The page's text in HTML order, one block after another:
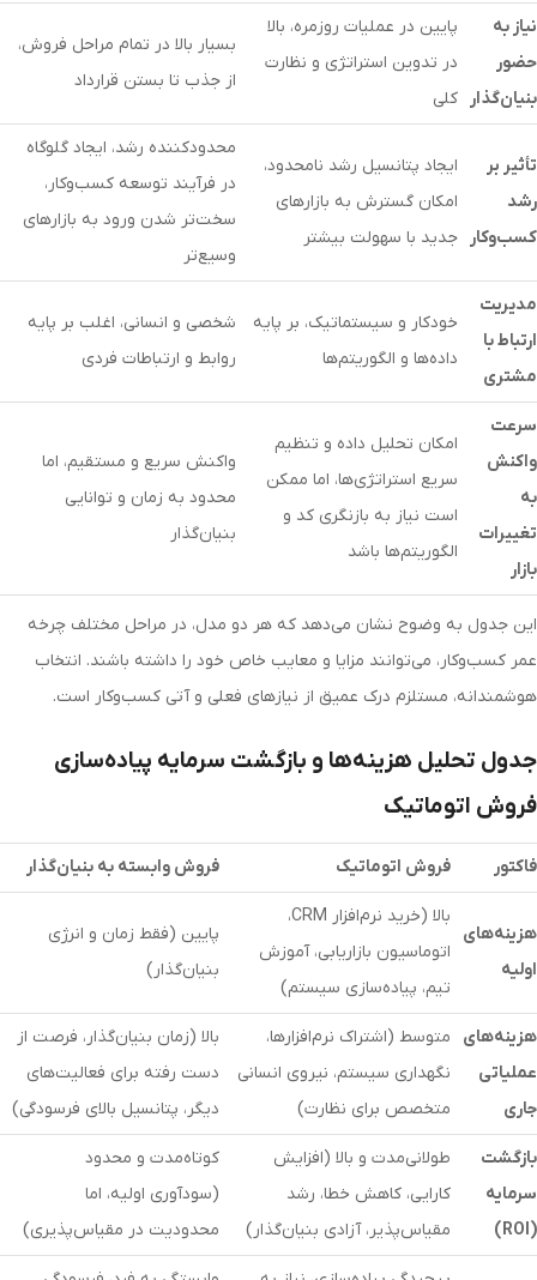
نیاز به
حضور
بنیان‌گذار
پایین در عملیات روزمره، بالا
در تدوین استراتژی و نظارت
کلی
بسیار بالا در تمام مراحل فروش،
از جذب تا بستن قرارداد
تأثیر بر
رشد
کسب‌وکار
ایجاد پتانسیل رشد نامحدود،
امکان گسترش به بازارهای
جدید با سهولت بیشتر
محدودکننده رشد، ایجاد گلوگاه
در فرآیند توسعه کسب‌وکار،
سخت‌تر شدن ورود به بازارهای
وسیع‌تر
مدیریت
ارتباط با
مشتری
خودکار و سیستماتیک، بر پایه
داده‌ها و الگوریتم‌ها
شخصی و انسانی، اغلب بر پایه
روابط و ارتباطات فردی
سرعت
واکنش
به
تغییرات
بازار
امکان تحلیل داده و تنظیم
سریع استراتژی‌ها، اما ممکن
است نیاز به بازنگری کد و
الگوریتم‌ها باشد
واکنش سریع و مستقیم، اما
محدود به زمان و توانایی
بنیان‌گذار
این جدول به وضوح نشان می‌دهد که هر دو مدل، در مراحل مختلف چرخه
عمر کسب‌وکار، می‌توانند مزایا و معایب خاص خود را داشته باشند. انتخاب
هوشمندانه، مستلزم درک عمیق از نیازهای فعلی و آتی کسب‌وکار است.
جدول تحلیل هزینه‌ها و بازگشت سرمایه پیاده‌سازی
فروش اتوماتیک
فاکتور فروش اتوماتیک فروش وابسته به بنیان‌گذار
هزینه‌های
اولیه
بالا (خرید نرم‌افزار CRM،
اتوماسیون بازاریابی، آموزش
تیم، پیاده‌سازی سیستم)
پایین (فقط زمان و انرژی
بنیان‌گذار)
هزینه‌های
عملیاتی
جاری
متوسط (اشتراک نرم‌افزارها،
نگهداری سیستم، نیروی انسانی
متخصص برای نظارت)
بالا (زمان بنیان‌گذار، فرصت از
دست رفته برای فعالیت‌های
دیگر، پتانسیل بالای فرسودگی)
بازگشت
سرمایه
(ROI)
طولانی‌مدت و بالا (افزایش
کارایی، کاهش خطا، رشد
مقیاس‌پذیر، آزادی بنیان‌گذار)
کوتاه‌مدت و محدود
(سودآوری اولیه، اما
محدودیت در مقیاس‌پذیری)